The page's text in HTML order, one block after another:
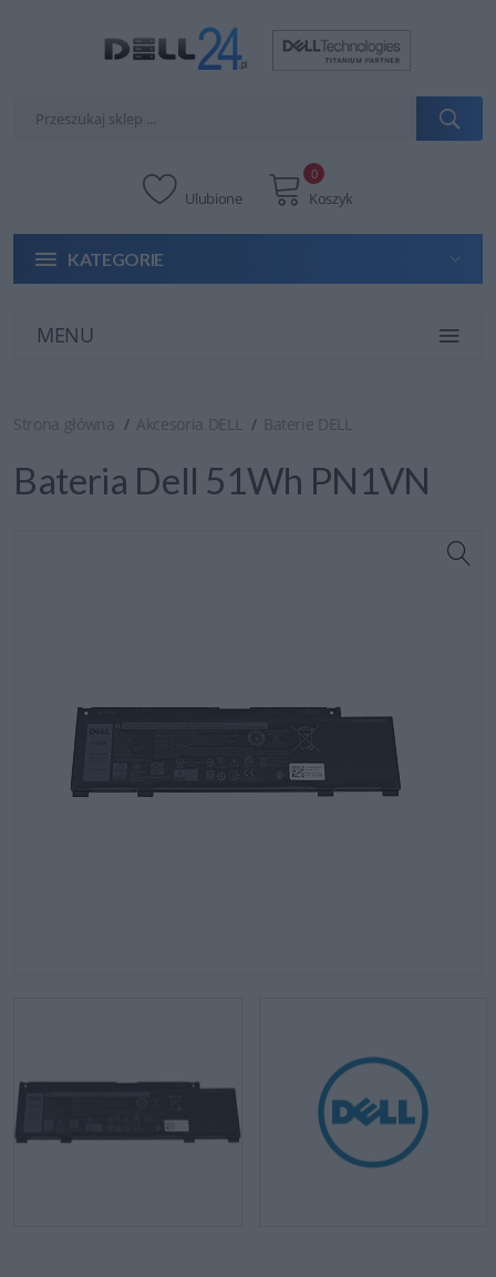
Ulubione Koszyk
0
KATEGORIE
MENU
Strona główna Akcesoria DELL Baterie DELL
Bateria Dell 51Wh PN1VN